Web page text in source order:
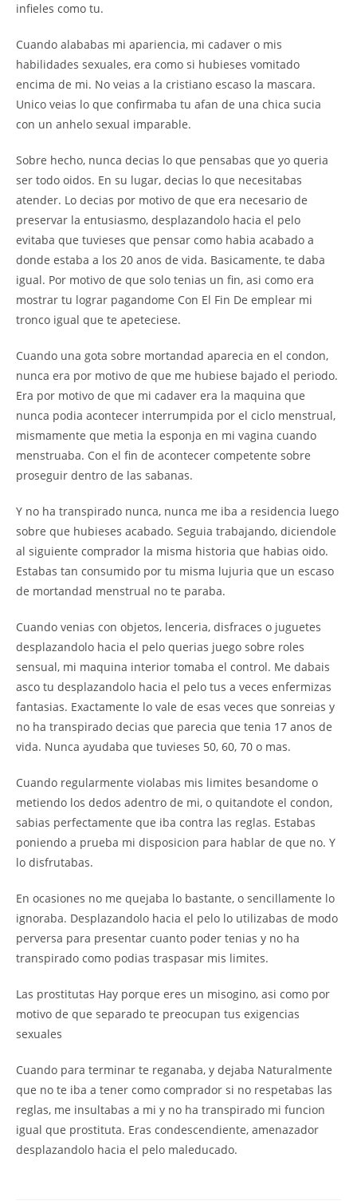
infieles como tu.
Cuando alababas mi apariencia, mi cadaver o mis
habilidades sexuales, era como si hubieses vomitado
encima de mi. No veias a la cristiano escaso la mascara.
Unico veias lo que confirmaba tu afan de una chica sucia
con un anhelo sexual imparable.
Sobre hecho, nunca decias lo que pensabas que yo queria
ser todo oidos. En su lugar, decias lo que necesitabas
atender. Lo decias por motivo de que era necesario de
preservar la entusiasmo, desplazandolo hacia el pelo
evitaba que tuvieses que pensar como habia acabado a
donde estaba a los 20 anos de vida. Basicamente, te daba
igual. Por motivo de que solo tenias un fin, asi como era
mostrar tu lograr pagandome Con El Fin De emplear mi
tronco igual que te apeteciese.
Cuando una gota sobre mortandad aparecia en el condon,
nunca era por motivo de que me hubiese bajado el periodo.
Era por motivo de que mi cadaver era la maquina que
nunca podia acontecer interrumpida por el ciclo menstrual,
mismamente que metia la esponja en mi vagina cuando
menstruaba. Con el fin de acontecer competente sobre
proseguir dentro de las sabanas.
Y no ha transpirado nunca, nunca me iba a residencia luego
sobre que hubieses acabado. Seguia trabajando, diciendole
al siguiente comprador la misma historia que habias oido.
Estabas tan consumido por tu misma lujuria que un escaso
de mortandad menstrual no te paraba.
Cuando venias con objetos, lenceria, disfraces o juguetes
desplazandolo hacia el pelo querias juego sobre roles
sensual, mi maquina interior tomaba el control. Me dabais
asco tu desplazandolo hacia el pelo tus a veces enfermizas
fantasias. Exactamente lo vale de esas veces que sonreias y
no ha transpirado decias que parecia que tenia 17 anos de
vida. Nunca ayudaba que tuvieses 50, 60, 70 o mas.
Cuando regularmente violabas mis limites besandome o
metiendo los dedos adentro de mi, o quitandote el condon,
sabias perfectamente que iba contra las reglas. Estabas
poniendo a prueba mi disposicion para hablar de que no. Y
lo disfrutabas.
En ocasiones no me quejaba lo bastante, o sencillamente lo
ignoraba. Desplazandolo hacia el pelo lo utilizabas de modo
perversa para presentar cuanto poder tenias y no ha
transpirado como podias traspasar mis limites.
Las prostitutas Hay porque eres un misogino, asi como por
motivo de que separado te preocupan tus exigencias
sexuales
Cuando para terminar te reganaba, y dejaba Naturalmente
que no te iba a tener como comprador si no respetabas las
reglas, me insultabas a mi y no ha transpirado mi funcion
igual que prostituta. Eras condescendiente, amenazador
desplazandolo hacia el pelo maleducado.